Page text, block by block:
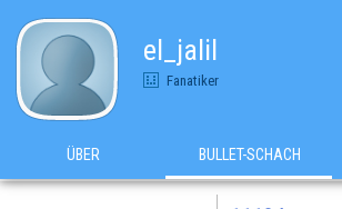
el_jalil
Fanatiker
ÜBER BULLET-SCHACH